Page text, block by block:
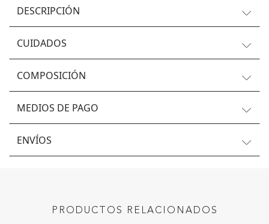
DESCRIPCIÓN
CUIDADOS
COMPOSICIÓN
MEDIOS DE PAGO
ENVÍOS
PRODUCTOS RELACIONADOS